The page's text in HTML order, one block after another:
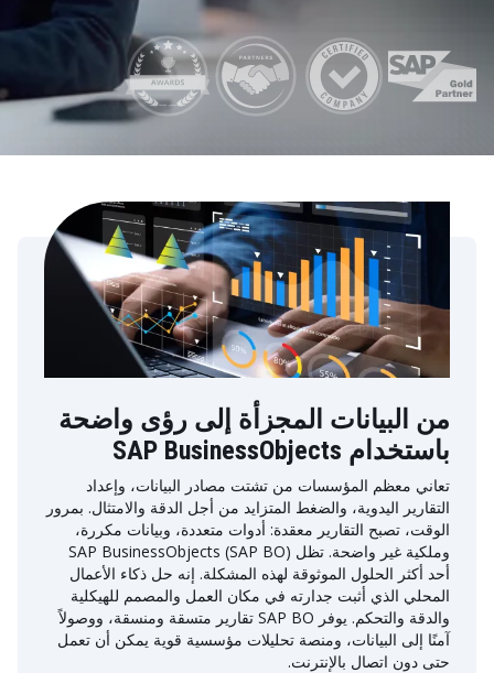
من البيانات المجزأة إلى رؤى واضحة
باستخدام SAP BusinessObjects
تعاني معظم المؤسسات من تشتت مصادر البيانات، وإعداد
التقارير اليدوية، والضغط المتزايد من أجل الدقة والامتثال. بمرور
الوقت، تصبح التقارير معقدة: أدوات متعددة، وبيانات مكررة،
وملكية غير واضحة. تظل SAP BusinessObjects (SAP BO)
أحد أكثر الحلول الموثوقة لهذه المشكلة. إنه حل ذكاء الأعمال
المحلي الذي أثبت جدارته في مكان العمل والمصمم للهيكلية
والدقة والتحكم. يوفر SAP BO تقارير متسقة ومنسقة، ووصولاً
آمنًا إلى البيانات، ومنصة تحليلات مؤسسية قوية يمكن أن تعمل
حتى دون اتصال بالإنترنت.